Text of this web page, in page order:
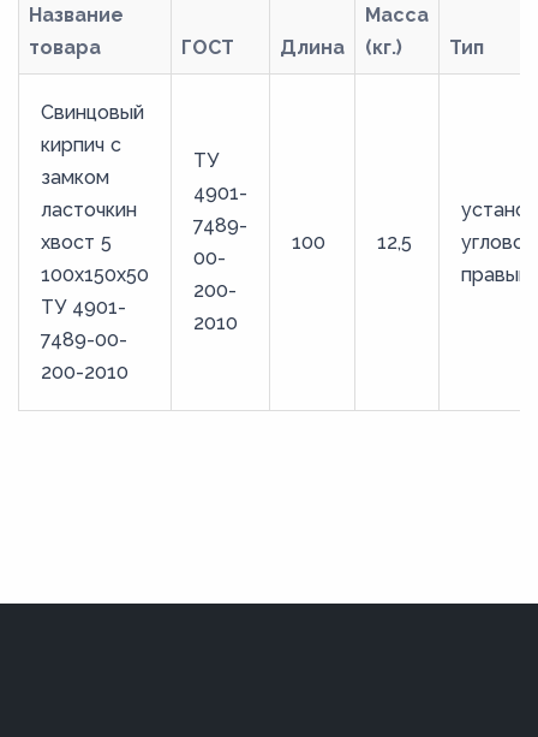
Название
товара
ГОСТ Длина
Масса
(кг.)
Тип
Свинцовый
кирпич с
замком
ласточкин
хвост 5
100x150x50
ТУ 4901-
7489-00-
200-2010
ТУ
4901-
7489-
00-
200-
2010
100 12,5
угловой
правый